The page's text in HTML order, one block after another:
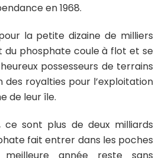
en 1968.
la petite dizaine de milliers
du phosphate coule à flot et se
possesseurs de terrains
royalties pour l’exploitation
de leur île.
ce sont plus de deux milliards
fait entrer dans les poches
meilleure année reste sans